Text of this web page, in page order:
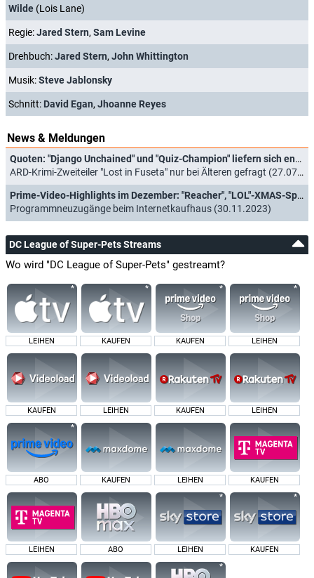
Wilde (Lois Lane)
Regie:Jared Stern, Sam Levine
Drehbuch:Jared Stern, John Whittington
Musik:Steve Jablonsky
Schnitt: David Egan, Jhoanne Reyes
News & Meldungen
Quoten: "Django Unchained" und "Quiz-Champion" liefern sich enges Rennen um junges Publikum
ARD-Krimi-Zweiteiler "Lost in Fuseta" nur bei Älteren gefragt (27.07.2025)
Prime-Video-Highlights im Dezember: "Reacher", "LOL"-XMAS-Special sowie "Silber und das Buch der Träume"
Programmneuzugänge beim Internetkaufhaus (30.11.2023)
DC League of Super-Pets Streams
Wo wird "DC League of Super-Pets" gestreamt?
LEIHEN KAUFEN KAUFEN LEIHEN
KAUFEN LEIHEN KAUFEN LEIHEN
ABO KAUFEN LEIHEN KAUFEN
LEIHEN ABO LEIHEN KAUFEN